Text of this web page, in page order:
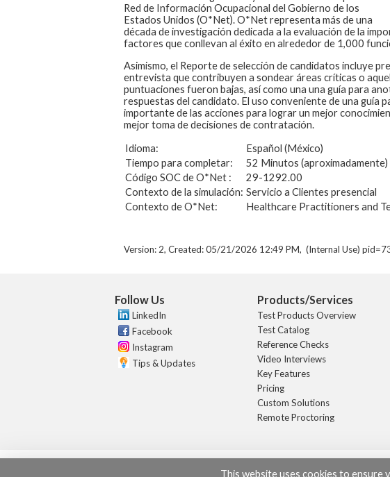
Red de Información Ocupacional del Gobierno de los
Estados Unidos (O*Net). O*Net representa más de una
década de investigación dedicada a la evaluación de la
factores que conllevan al éxito en alrededor de 1,000
Asimismo, el Reporte de selección de candidatos incluye
entrevista que contribuyen a sondear áreas críticas o
puntuaciones fueron bajas, así como una una guía para
respuestas del candidato. El uso conveniente de una guía
importante de las acciones para lograr un mejor
mejor toma de decisiones de contratación.
Idioma:
Español (México)
Tiempo para completar:
52 Minutos (aproximadamente)
Código SOC de O*Net :
29-1292.00
Contexto de la simulación: Servicio a Clientes presencial
Contexto de O*Net:
Healthcare Practitioners and
Version: 2, Created: 05/21/2026 12:49 PM, (Internal Use)
Follow Us
LinkedIn
Facebook
Instagram
Tips & Updates
Products/Services
Test Products Overview
Test Catalog
Reference Checks
Video Interviews
Key Features
Pricing
Custom Solutions
Remote Proctoring
This website uses cookies to ensure